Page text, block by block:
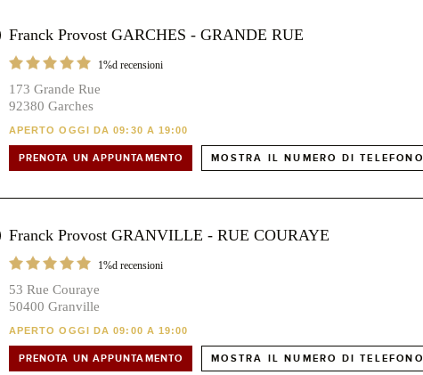
Franck Provost GARCHES - GRANDE RUE
1%d recensioni
173 Grande Rue
92380 Garches
APERTO OGGI DA 09:30 A 19:00
PRENOTA UN APPUNTAMENTO MOSTRA IL NUMERO DI TELEFONO
Franck Provost GRANVILLE - RUE COURAYE
1%d recensioni
53 Rue Couraye
50400 Granville
APERTO OGGI DA 09:00 A 19:00
PRENOTA UN APPUNTAMENTO MOSTRA IL NUMERO DI TELEFONO